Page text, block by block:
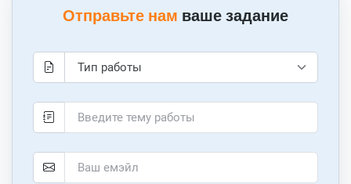
Отправьте нам ваше задание